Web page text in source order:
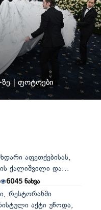
ზე | ფოტოები
აფეთქებისას,
ქალიშვილი და...
6045 ნახვა
რესტორანში
აქტი უწოდა,